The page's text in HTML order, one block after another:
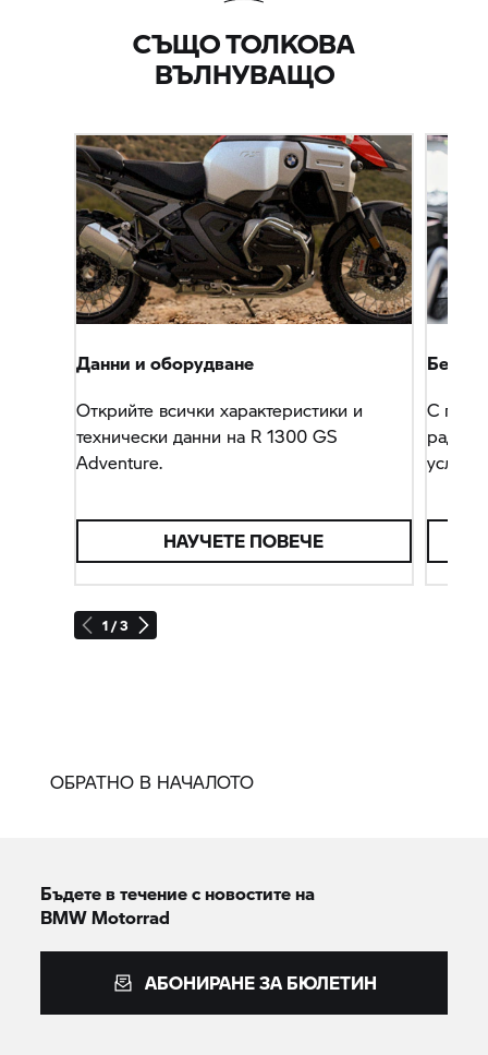
СЪЩО ТОЛКОВА
ВЪЛНУВАЩО
1 / 3
Данни и оборудване
Открийте всички характеристики и
технически данни на R 1300 GS
Adventure.
НАУЧЕТЕ ПОВЕЧЕ
С
услуги.
ОБРАТНО В НАЧАЛОТО
Бъдете в течение с новостите на
BMW Motorrad
АБОНИРАНЕ ЗА БЮЛЕТИН